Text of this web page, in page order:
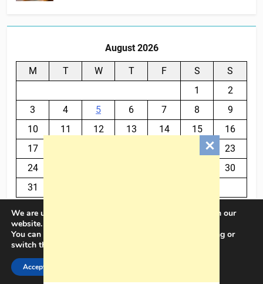
August 2026
M T W T F S
S
1
2
3
4 5 6 7 8
9
10
11 12 13 14 15
16
17
23
24
30
31
BalkanPlus 2024© Powered By
We are using cookies to give you the best experience on our
website.
You can find out more about which cookies we are using or
switch them off in
Accept